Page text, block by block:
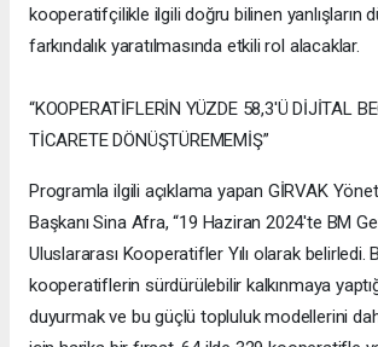
kooperatifçilikle ilgili doğru bilinen yanlışların
farkındalık yaratılmasında etkili rol alacaklar.
“KOOPERATİFLERİN YÜZDE 58,3'Ü DİJİTAL
TİCARETE DÖNÜŞTÜREMEMİŞ”
Programla ilgili açıklama yapan GİRVAK
Başkanı Sina Afra, “19 Haziran 2024'te BM
Uluslararası Kooperatifler Yılı olarak belirledi.
kooperatiflerin sürdürülebilir kalkınmaya
duyurmak ve bu güçlü topluluk modellerini